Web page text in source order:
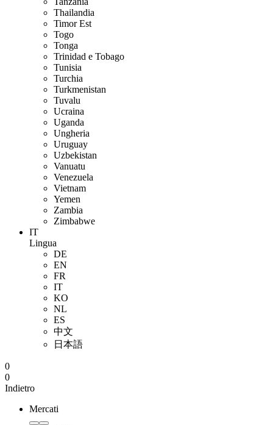
Thailandia
Timor Est
Togo
Tonga
Trinidad e Tobago
Tunisia
Turchia
Turkmenistan
Tuvalu
Ucraina
Uganda
Ungheria
Uruguay
Uzbekistan
Vanuatu
Venezuela
Vietnam
Yemen
Zambia
Zimbabwe
IT
Lingua
DE
EN
FR
IT
KO
NL
ES
中文
日本語
0
0
Indietro
Mercati